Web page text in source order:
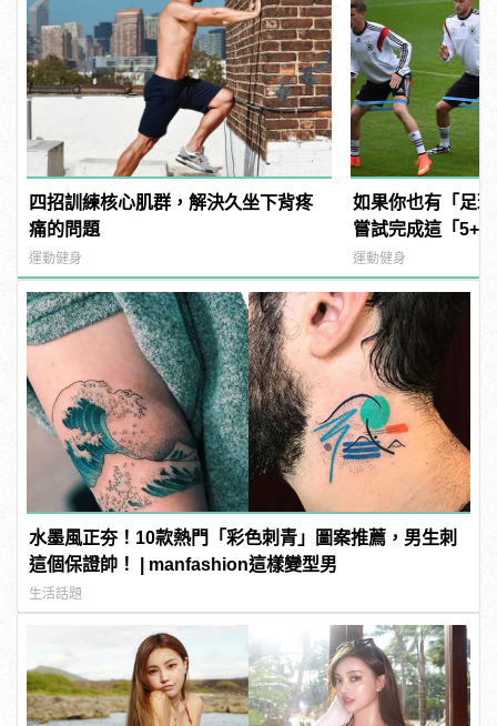
四招訓練核心肌群，解決久坐下背疼
痛的問題
運動健身
如果你也有「足
嘗試完成這「5+3
運動健身
水墨風正夯！10款熱門「彩色刺青」圖案推薦，男生刺
這個保證帥！ | manfashion這樣變型男
生活話題